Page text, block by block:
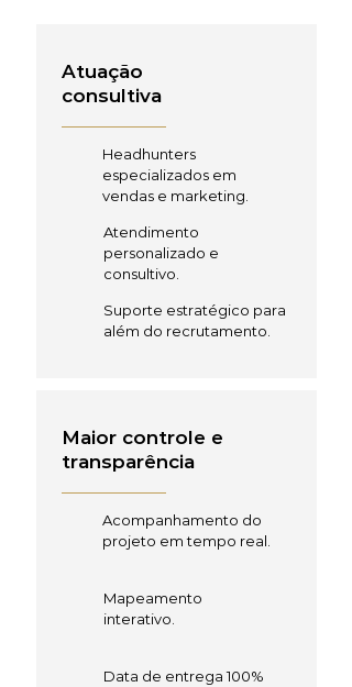
Atuação
consultiva
Headhunters
especializados em
vendas e marketing.
Atendimento
personalizado e
consultivo.
Suporte estratégico para
além do recrutamento.
Maior controle e
transparência
Acompanhamento do
projeto em tempo real.
Mapeamento
interativo.
Data de entrega 100%